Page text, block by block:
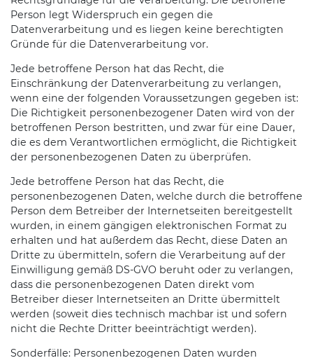
Person legt Widerspruch ein gegen die
Datenverarbeitung und es liegen keine berechtigten
Gründe für die Datenverarbeitung vor.
Jede betroffene Person hat das Recht, die
Einschränkung der Datenverarbeitung zu verlangen,
wenn eine der folgenden Voraussetzungen gegeben ist:
Die Richtigkeit personenbezogener Daten wird von der
betroffenen Person bestritten, und zwar für eine Dauer,
die es dem Verantwortlichen ermöglicht, die Richtigkeit
der personenbezogenen Daten zu überprüfen.
Jede betroffene Person hat das Recht, die
personenbezogenen Daten, welche durch die betroffene
Person dem Betreiber der Internetseiten bereitgestellt
wurden, in einem gängigen elektronischen Format zu
erhalten und hat außerdem das Recht, diese Daten an
Dritte zu übermitteln, sofern die Verarbeitung auf der
Einwilligung gemäß DS-GVO beruht oder zu verlangen,
dass die personenbezogenen Daten direkt vom
Betreiber dieser Internetseiten an Dritte übermittelt
werden (soweit dies technisch machbar ist und sofern
nicht die Rechte Dritter beeinträchtigt werden).
Sonderfälle: Personenbezogenen Daten wurden